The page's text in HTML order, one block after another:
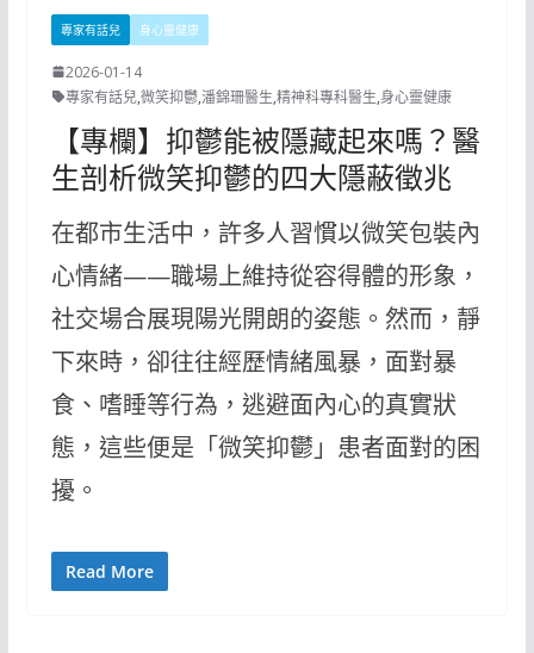
專家有話兒 身心靈健康
2026-01-14
專家有話兒,微笑抑鬱,潘錦珊醫生,精神科專科醫生,身心靈健康
【專欄】抑鬱能被隱藏起來嗎？醫
生剖析微笑抑鬱的四大隱蔽徵兆
在都市生活中，許多人習慣以微笑包裝內
心情緒——職場上維持從容得體的形象，
社交場合展現陽光開朗的姿態。然而，靜
下來時，卻往往經歷情緒風暴，面對暴
食、嗜睡等行為，逃避面內心的真實狀
態，這些便是「微笑抑鬱」患者面對的困
擾。
Read More